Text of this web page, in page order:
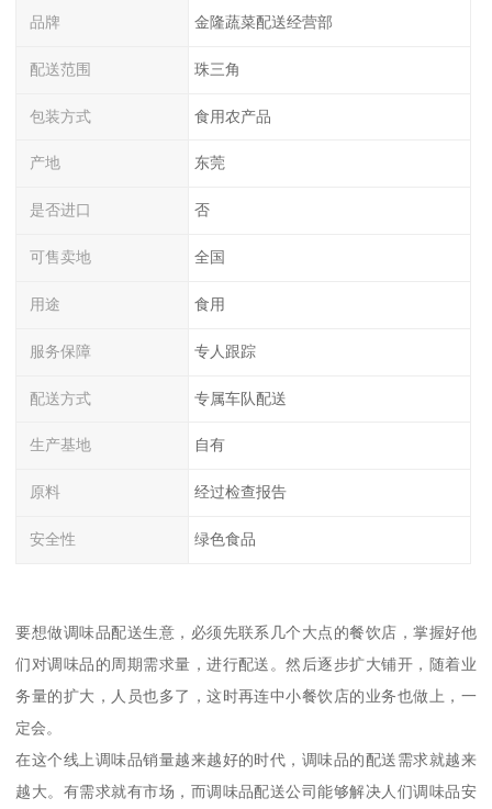
品牌 金隆蔬菜配送经营部
配送范围 珠三角
包装方式 食用农产品
产地 东莞
是否进口 否
可售卖地 全国
用途 食用
服务保障 专人跟踪
配送方式 专属车队配送
生产基地 自有
原料 经过检查报告
安全性 绿色食品
要想做调味品配送生意，必须先联系几个大点的餐饮店，掌握好他
们对调味品的周期需求量，进行配送。然后逐步扩大铺开，随着业
务量的扩大，人员也多了，这时再连中小餐饮店的业务也做上，一
定会。
在这个线上调味品销量越来越好的时代，调味品的配送需求就越来
越大。有需求就有市场，而调味品配送公司能够解决人们调味品安